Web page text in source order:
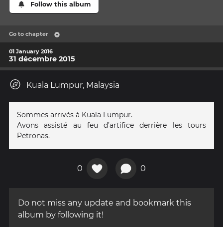
Follow this album
Go to chapter
01 January 2016
31 décembre 2015
Kuala Lumpur, Malaysia
Sommes arrivés à Kuala Lumpur.
Avons assisté au feu d’artifice derrière les tours
Petronas.
0 0
Do not miss any update and bookmark this
album by following it!